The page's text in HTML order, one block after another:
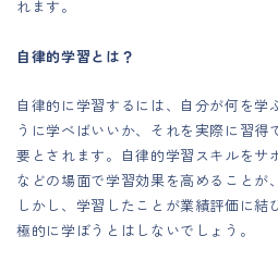
れます。
自律的学習とは？
自律的に学習するには、自分が何を学
うに学べばいいか、それを実際に習得
要とされます。自律的学習スキルをサ
などの場面で学習効果を高めることが
しかし、学習したことが業績評価に
極的に学ぼうとはしないでしょう。